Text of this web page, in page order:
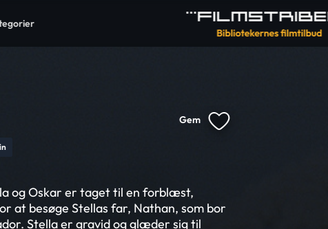
Gem
og Oskar er taget til en forblæst,
at besøge Stellas far, Nathan, som bor
Stella er gravid og glæder sig til